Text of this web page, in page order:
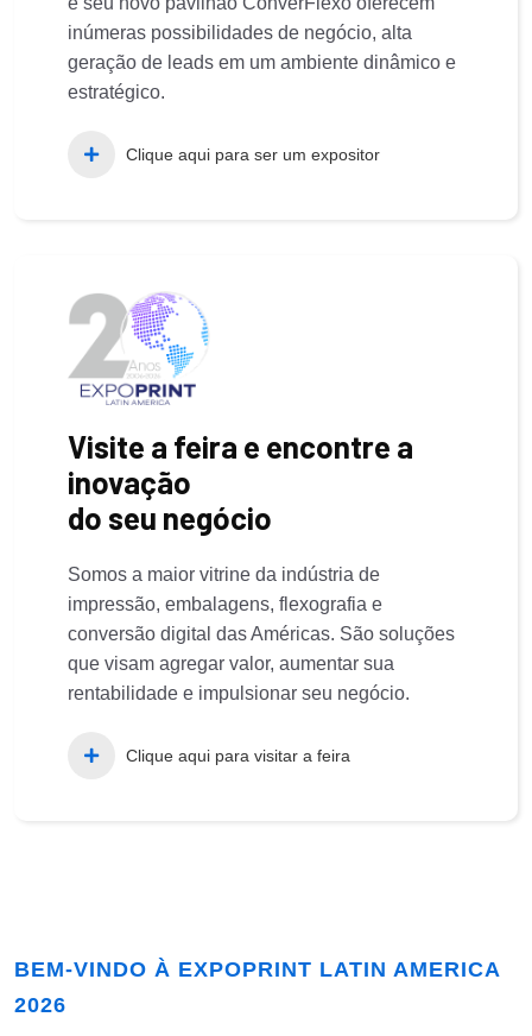
inúmeras possibilidades de negócio, alta
geração de leads em um ambiente dinâmico e
estratégico.
Clique aqui para ser um expositor
Visite a feira e encontre a
inovação
do seu negócio
Somos a maior vitrine da indústria de
impressão, embalagens, flexografia e
conversão digital das Américas. São soluções
que visam agregar valor, aumentar sua
rentabilidade e impulsionar seu negócio.
Clique aqui para visitar a feira
BEM-VINDO À EXPOPRINT LATIN AMERICA
2026